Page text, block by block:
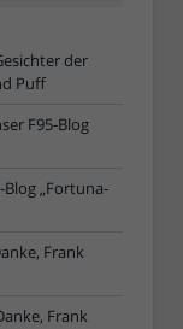
der
Puff
F95-Blog
Blog „Fortuna-
Frank
Frank